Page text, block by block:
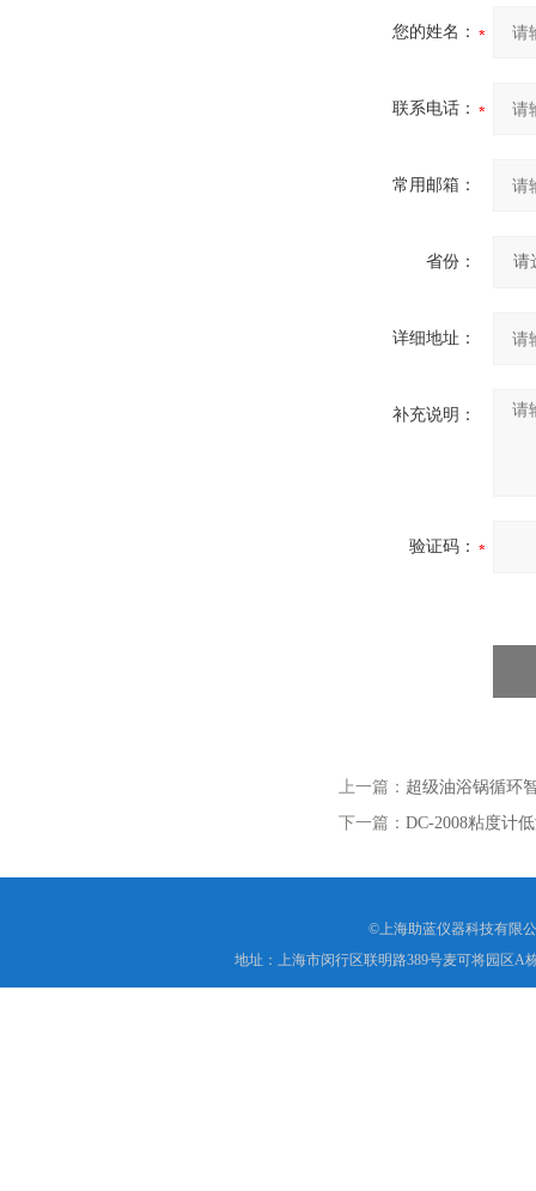
您的姓名：
联系电话：
常用邮箱：
省份：
详细地址：
补充说明：
验证码：
上一篇： 超级油浴锅循环
下一篇： DC-2008粘度计
©上海助蓝仪器科技有限
地址：上海市闵行区联明路389号麦可将园区A